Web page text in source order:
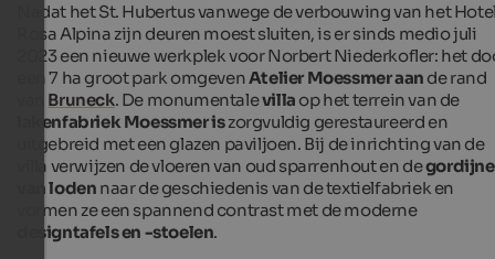
Nadat het St. Hubertus vanwege de verbouwing van het
Rosa Alpina zijn deuren moest sluiten, is er sinds medio juli
2023 een nieuwe werkplek voor Norbert Niederkofler: het
een 7 ha groot park omgevenAtelier Moessmer aan de rand
Bruneck. De monumentalevilla op het terrein van de
lakenfabriek Moessmer iszorgvuldig gerestaureerd en
uitgebreid met een glazen paviljoen. Bij de inrichting van de
villa verwijzen de vloeren van oud sparrenhout en de
van loden naar de geschiedenis van de textielfabriek en
vormen ze een spannend contrast met de moderne
designtafels en -stoelen.